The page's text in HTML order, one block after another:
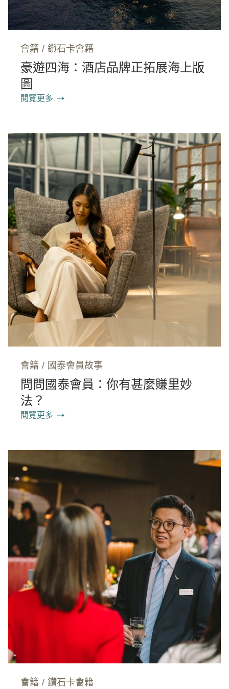
會籍 / 鑽石卡會籍
豪遊四海：酒店品牌正拓展海上版
圖
閱覽更多
會籍 / 國泰會員故事
問問國泰會員：你有甚麼賺里妙
法？
閱覽更多
會籍 / 鑽石卡會籍